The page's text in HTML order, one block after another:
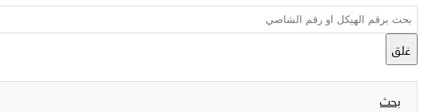
غلق
بحث